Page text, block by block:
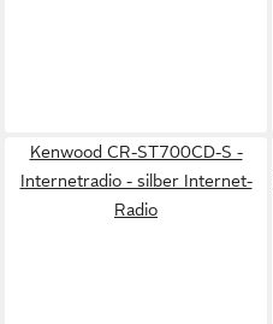
Kenwood CR-ST700CD-S -
Internetradio - silber Internet-
Radio